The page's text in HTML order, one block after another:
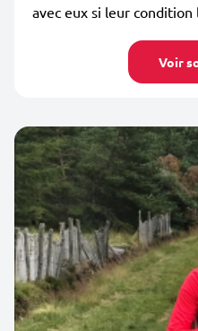
avec eux si leur
Voir